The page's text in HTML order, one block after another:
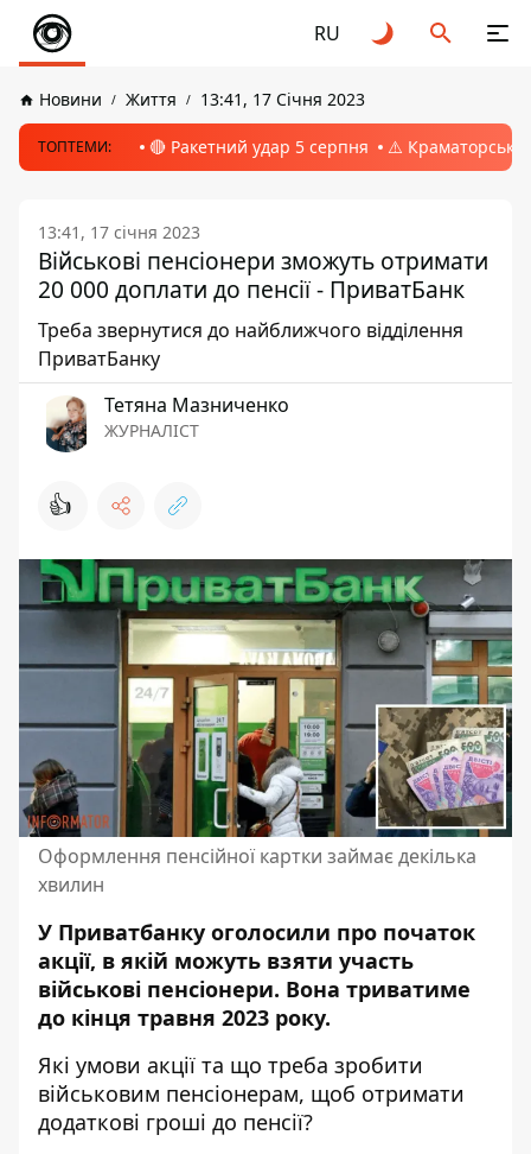
RU
Новини Життя 13:41, 17 Січня 2023
ТОПТЕМИ: 🔴 Ракетний удар 5 серпня ⚠️ Краматорськ,
13:41, 17 січня 2023
Військові пенсіонери зможуть отримати
20 000 доплати до пенсії - ПриватБанк
Треба звернутися до найближчого відділення
ПриватБанку
Тетяна Мазниченко
ЖУРНАЛІСТ
👍
Оформлення пенсійної картки займає декілька
хвилин
У Приватбанку оголосили про початок
акції, в якій можуть взяти участь
військові пенсіонери. Вона триватиме
до кінця травня 2023 року.
Які умови акції та що треба зробити
військовим пенсіонерам, щоб отримати
додаткові гроші до пенсії?